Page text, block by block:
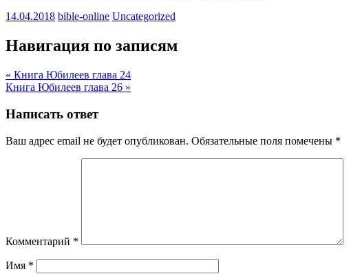
14.04.2018 bible-online Uncategorized
Навигация по записям
« Книга Юбилеев глава 24
Книга Юбилеев глава 26 »
Написать ответ
Ваш адрес email не будет опубликован. Обязательные поля помечены *
Комментарий *
Имя *